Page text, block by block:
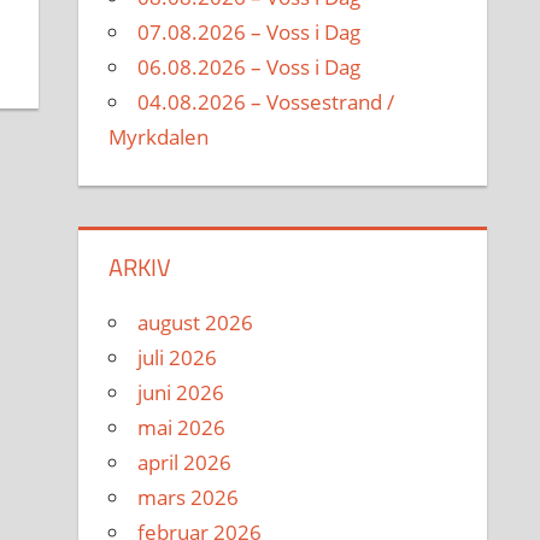
07.08.2026 – Voss i Dag
06.08.2026 – Voss i Dag
04.08.2026 – Vossestrand /
Myrkdalen
ARKIV
august 2026
juli 2026
juni 2026
mai 2026
april 2026
mars 2026
februar 2026